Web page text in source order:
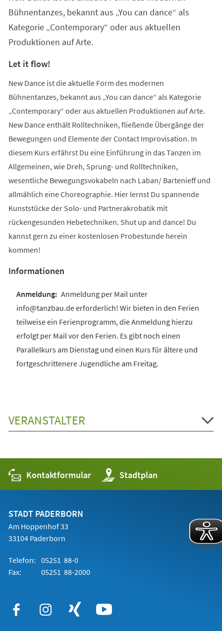
Bühnentanzes, bekannt aus „You can dance“ als
Kategorie „Contemporary“ oder aus aktuellen
Produktionen auf Arte.
Let it flow!
New Dance ist die aktuelle Form des modernen
Bühnentanzes, bekannt aus „You can dance“ als Kategorie
„Contemporary“ oder aus aktuellen Produktionen auf Arte.
New Dance enthält Rolltechniken, fließende Übergänge der
Bewegungen und Elemente der Contact Improvisation. In
diesem Kurs erfährst Du eine Einführung in das Tanzen im
Allgemeinen, wie Dreh, Sprung- und Rolltechniken,
wesentliche Bewegungsvokabeln nach Laban/ Bartenieff und
allmählich eine Choreographie. Hier lernst Du spannende
Kunststücke der Solo- und Partnerakrobatik mit
rückengesunden Hebetechniken. Shut up and dance! Du
kannst gern zu einer kostenlosen Probestunde herein
kommen!
Informationen
Anmeldung per Mail unter
info@tanzbau.de erforderlich! Wir bieten in den Ferien
teilweise ein Ferienprogramm, die Anmeldung hierzu
erfolgt per Mail vor den Ferien. Es gibt noch einen
Parallelkurs am Dienstag und einen Kurs für ältere und
fortgeschrittenere Jugendliche am Freitag.
VERANSTALTER
Kontaktformular Stadtplan
(Öffnet
in
einem
STADT PADERBORN
Am Hoppenhof 33
33104 Paderborn
Telefon: 05251 88-0
Fax:
05251 88-2000